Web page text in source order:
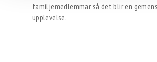
familjemedlemmar så det blir en
upplevelse.